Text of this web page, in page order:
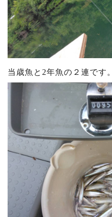
当歳魚と2年魚の２連です。